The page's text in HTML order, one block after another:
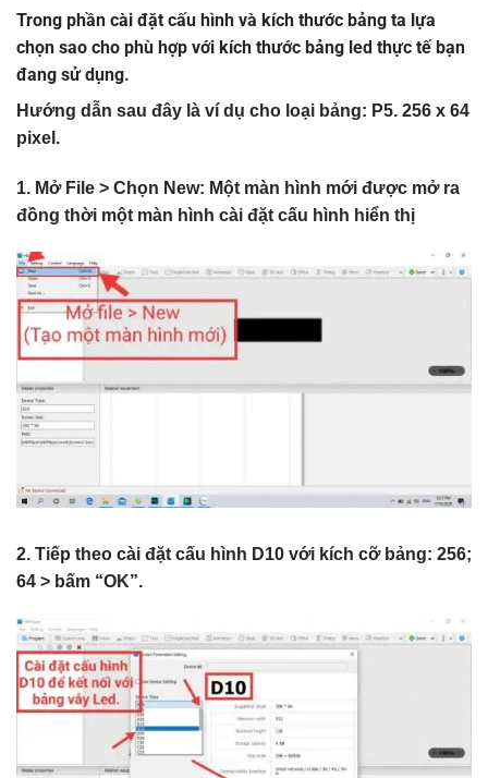
Trong phần cài đặt cấu hình và kích thước bảng ta lựa
chọn sao cho phù hợp với kích thước bảng led thực tế bạn
đang sử dụng.
Hướng dẫn sau đây là ví dụ cho loại bảng: P5. 256 x 64
pixel.
1. Mở File > Chọn New: Một màn hình mới được mở ra
đồng thời một màn hình cài đặt cấu hình hiển thị
2. Tiếp theo cài đặt cấu hình D10 với kích cỡ bảng: 256;
64 > bấm “OK”.